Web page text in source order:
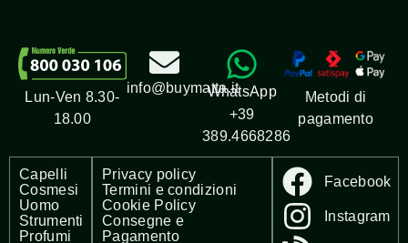
Lun-Ven 8.30-
18.00
info@buymatta.itWhatsApp
+39
389.4668286
Metodi di
pagamento
Capelli
Cosmesi
Uomo
Strumenti
Profumi
Privacy policy
Termini e condizioni
Cookie Policy
Consegne e
Pagamento
Facebook
Instagram